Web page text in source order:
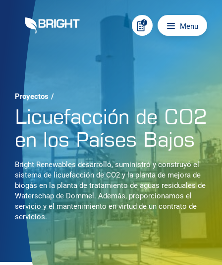
Skip to content
Main navigation
Menu
Proyectos /
Licuefacción de CO2
en los Países Bajos
Bright Renewables desarrolló, suministró y construyó el
sistema de licuefacción de CO2 y la planta de mejora de
biogás en la planta de tratamiento de aguas residuales de
Waterschap de Dommel. Además, proporcionamos el
servicio y el mantenimiento en virtud de un contrato de
servicios.